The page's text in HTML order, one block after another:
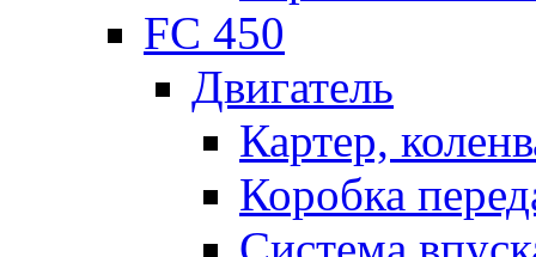
FC 450
Двигатель
Картер,
Коробка